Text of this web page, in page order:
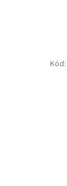
Kód: